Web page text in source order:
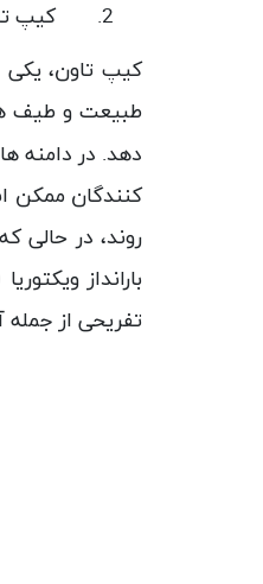
2. کیپ
کیپ تاون، یکی
طبیعت و طیف
دهد. در دامنه
کنندگان ممکن
روند، در
بارانداز
تفریحی از جمله